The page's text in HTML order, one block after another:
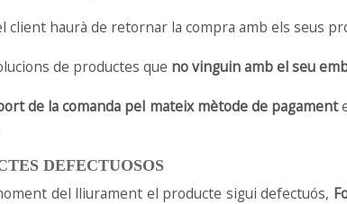
client haurà de retornar la compra amb els seus
de productes que no vinguin amb el seu
de la comanda pel mateix mètode de pagament
DEFECTUOSOS
del lliurament el producte sigui defectuós,